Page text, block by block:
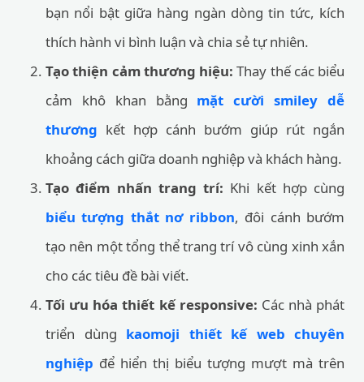
bạn nổi bật giữa hàng ngàn dòng tin tức, kích
thích hành vi bình luận và chia sẻ tự nhiên.
Tạo thiện cảm thương hiệu: Thay thế các biểu
cảm khô khan bằng mặt cười smiley dễ
thương kết hợp cánh bướm giúp rút ngắn
khoảng cách giữa doanh nghiệp và khách hàng.
Tạo điểm nhấn trang trí: Khi kết hợp cùng
biểu tượng thắt nơ ribbon, đôi cánh bướm
tạo nên một tổng thể trang trí vô cùng xinh xắn
cho các tiêu đề bài viết.
Tối ưu hóa thiết kế responsive: Các nhà phát
triển dùng kaomoji thiết kế web chuyên
nghiệp để hiển thị biểu tượng mượt mà trên